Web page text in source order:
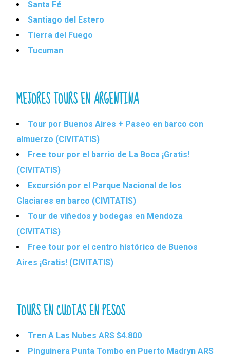
Santa Fé
Santiago del Estero
Tierra del Fuego
Tucuman
MEJORES TOURS EN ARGENTINA
Tour por Buenos Aires + Paseo en barco con
almuerzo (CIVITATIS)
Free tour por el barrio de La Boca ¡Gratis!
(CIVITATIS)
Excursión por el Parque Nacional de los
Glaciares en barco (CIVITATIS)
Tour de viñedos y bodegas en Mendoza
(CIVITATIS)
Free tour por el centro histórico de Buenos
Aires ¡Gratis! (CIVITATIS)
TOURS EN CUOTAS EN PESOS
Tren A Las Nubes ARS $4.800
Pinguinera Punta Tombo en Puerto Madryn ARS